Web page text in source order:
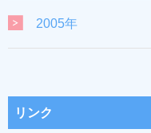
2005年
リンク